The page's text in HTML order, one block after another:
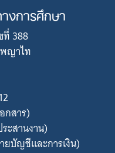
งการศึกษา
ที่ 388
ญาไท
กสาร)
ะสานงาน)
ยบัญชีและการเงิน)